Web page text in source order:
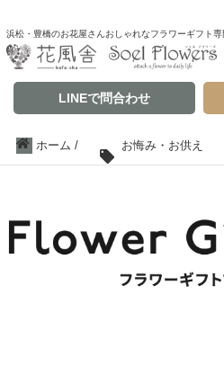
浜松・豊橋のお花屋さんおしゃれなフラワーギフト専
LINEで問合わせ
ホーム / お悔み・お供え